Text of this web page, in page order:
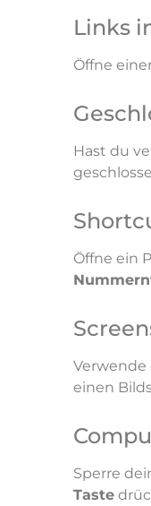
Links
Öffne
Hast du
Öffne ein
Verwende
einen
Sperre
Taste